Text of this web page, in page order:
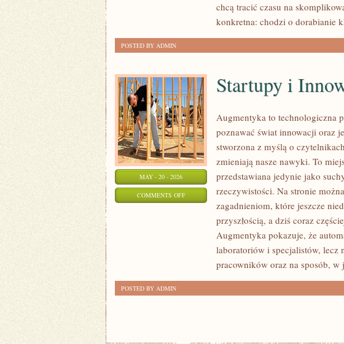
chcą tracić czasu na
konkretna: chodzi o dorabianie
POSTED BY ADMIN
MAY - 20 - 2026
COMMENTS OFFON
INNOWATORZY
Startupy i
Augmentyka to technologiczna
poznawać świat innowacji oraz
stworzona z myślą o
zmieniają nasze nawyki. To
przedstawiana jedynie jako
rzeczywistości. Na stronie
zagadnieniom, które jeszcze
przyszłością, a dziś coraz
Augmentyka pokazuje, że
laboratoriów i specjalistów, lecz
pracowników oraz na sposób,
POSTED BY ADMIN